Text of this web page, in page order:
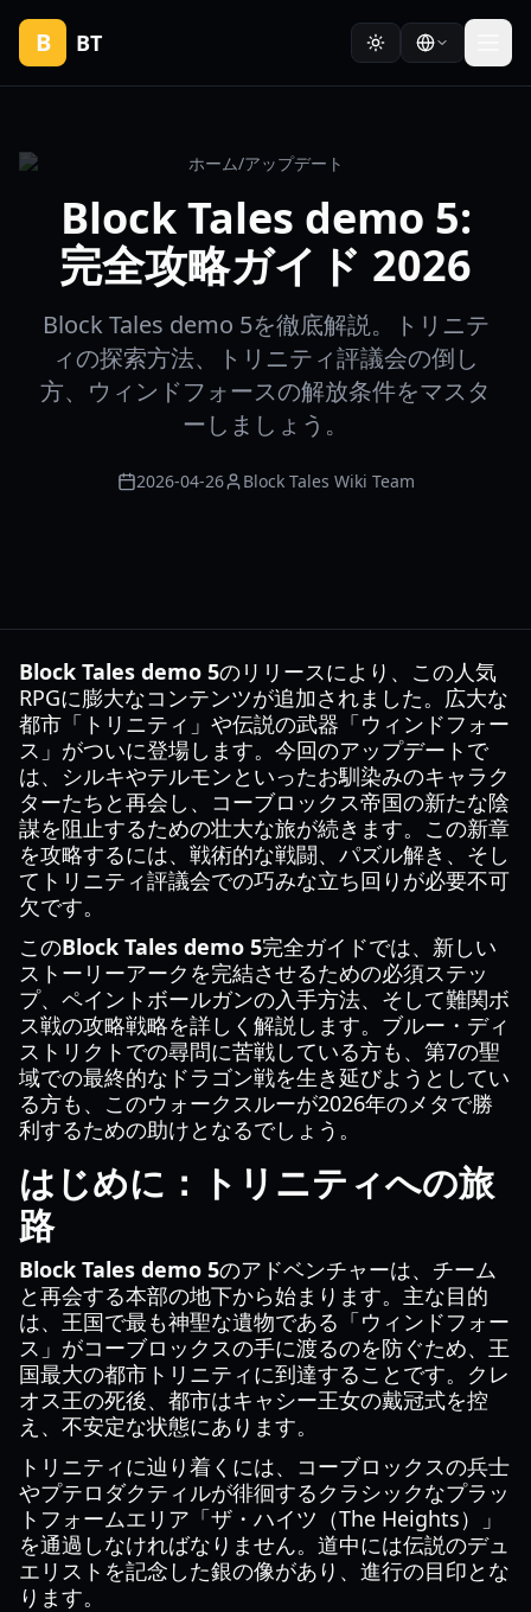
B BT
ホーム/アップデート
Block Tales demo 5:
完全攻略ガイド 2026
Block Tales demo 5を徹底解説。トリニテ
ィの探索方法、トリニティ評議会の倒し
方、ウィンドフォースの解放条件をマスタ
ーしましょう。
2026-04-26 Block Tales Wiki Team
Block Tales demo 5のリリースにより、この人気
RPGに膨大なコンテンツが追加されました。広大な
都市「トリニティ」や伝説の武器「ウィンドフォー
ス」がついに登場します。今回のアップデートで
は、シルキやテルモンといったお馴染みのキャラク
ターたちと再会し、コーブロックス帝国の新たな陰
謀を阻止するための壮大な旅が続きます。この新章
を攻略するには、戦術的な戦闘、パズル解き、そし
てトリニティ評議会での巧みな立ち回りが必要不可
欠です。
このBlock Tales demo 5完全ガイドでは、新しい
ストーリーアークを完結させるための必須ステッ
プ、ペイントボールガンの入手方法、そして難関ボ
ス戦の攻略戦略を詳しく解説します。ブルー・ディ
ストリクトでの尋問に苦戦している方も、第7の聖
域での最終的なドラゴン戦を生き延びようとしてい
る方も、このウォークスルーが2026年のメタで勝
利するための助けとなるでしょう。
はじめに：トリニティへの旅
路
Block Tales demo 5のアドベンチャーは、チーム
と再会する本部の地下から始まります。主な目的
は、王国で最も神聖な遺物である「ウィンドフォー
ス」がコーブロックスの手に渡るのを防ぐため、王
国最大の都市トリニティに到達することです。クレ
オス王の死後、都市はキャシー王女の戴冠式を控
え、不安定な状態にあります。
トリニティに辿り着くには、コーブロックスの兵士
やプテロダクティルが徘徊するクラシックなプラッ
トフォームエリア「ザ・ハイツ（The Heights）」
を通過しなければなりません。道中には伝説のデュ
エリストを記念した銀の像があり、進行の目印とな
ります。